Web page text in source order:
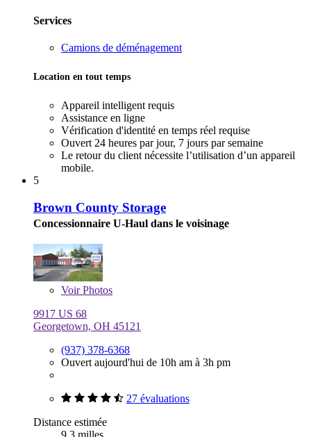
Services
Camions de déménagement
Location en tout temps
Appareil intelligent requis
Assistance en ligne
Vérification d'identité en temps réel requise
Ouvert 24 heures par jour, 7 jours par semaine
Le retour du client nécessite l’utilisation d’un appareil
mobile.
5
Brown County Storage
Concessionnaire U-Haul dans le voisinage
VoirPhotos
9917 US 68
Georgetown, OH 45121
(937) 378-6368
Ouvert aujourd'hui de 10h am à 3h pm
27 évaluations
Distance estimée
9,3 milles